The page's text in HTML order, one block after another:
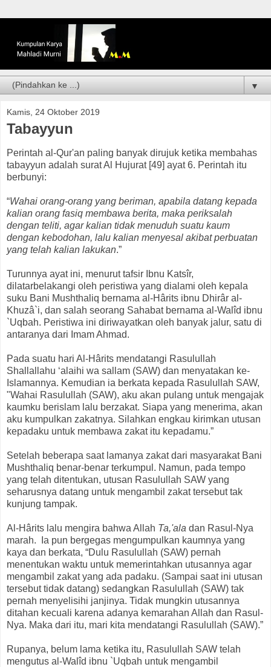
▼
Kamis, 24 Oktober 2019
Tabayyun
Perintah al-Qur'an paling banyak dirujuk ketika membahas
tabayyun adalah surat Al Hujurat [49] ayat 6. Perintah itu
berbunyi:
“Wahai orang-orang yang beriman, apabila datang kepada
kalian orang fasiq membawa berita, maka periksalah
dengan teliti, agar kalian tidak menuduh suatu kaum
dengan kebodohan, lalu kalian menyesal akibat perbuatan
yang telah kalian lakukan.”
Turunnya ayat ini, menurut tafsir Ibnu Katsîr,
dilatarbelakangi oleh peristiwa yang dialami oleh kepala
suku Bani Mushthaliq bernama al-Hârits ibnu Dhirâr al-
Khuzâ`i, dan salah seorang Sahabat bernama al-Walîd ibnu
`Uqbah. Peristiwa ini diriwayatkan oleh banyak jalur, satu di
antaranya dari Imam Ahmad.
Pada suatu hari Al-Hârits mendatangi Rasulullah
Shallallahu ‘alaihi wa sallam (SAW) dan menyatakan ke-
Islamannya. Kemudian ia berkata kepada Rasulullah SAW,
"Wahai Rasulullah (SAW), aku akan pulang untuk mengajak
kaumku berislam lalu berzakat. Siapa yang menerima, akan
aku kumpulkan zakatnya. Silahkan engkau kirimkan utusan
kepadaku untuk membawa zakat itu kepadamu.”
Setelah beberapa saat lamanya zakat dari masyarakat Bani
Mushthaliq benar-benar terkumpul. Namun, pada tempo
yang telah ditentukan, utusan Rasulullah SAW yang
seharusnya datang untuk mengambil zakat tersebut tak
kunjung tampak.
Al-Hârits lalu mengira bahwa Allah Ta,'ala dan Rasul-Nya
marah. Ia pun bergegas mengumpulkan kaumnya yang
kaya dan berkata, “Dulu Rasulullah (SAW) pernah
menentukan waktu untuk memerintahkan utusannya agar
mengambil zakat yang ada padaku. (Sampai saat ini utusan
tersebut tidak datang) sedangkan Rasulullah (SAW) tak
pernah menyelisihi janjinya. Tidak mungkin utusannya
ditahan kecuali karena adanya kemarahan Allah dan Rasul-
Nya. Maka dari itu, mari kita mendatangi Rasulullah (SAW).”
Rupanya, belum lama ketika itu, Rasulullah SAW telah
mengutus al-Walîd ibnu `Uqbah untuk mengambil